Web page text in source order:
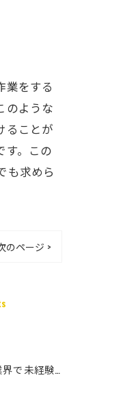
業をする
のような
ることが
す。この
も求めら
のページ >
千葉の解体業界で未経験から高収入を実現